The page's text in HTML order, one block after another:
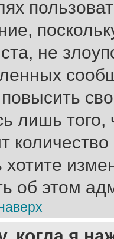
не
лишь того,
хотите
об этом